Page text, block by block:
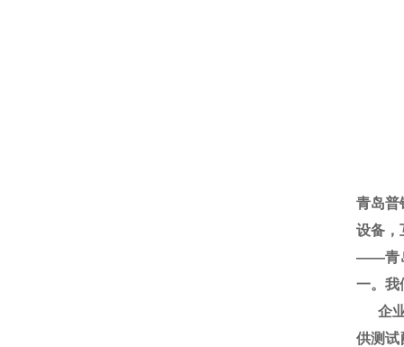
青岛普
设备，
——青
一。我
企业
供测试